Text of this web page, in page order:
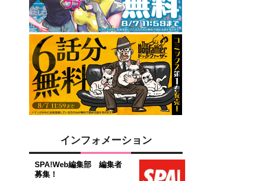
インフォメーション
SPA!Web編集部 編集者
募集！